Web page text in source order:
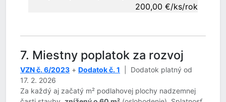
200,00 €/ks/rok
7. Miestny poplatok za rozvoj
VZN č. 6/2023 + Dodatok č. 1 | Dodatok platný od
17. 2. 2026
Za každý aj začatý m² podlahovej plochy nadzemnej